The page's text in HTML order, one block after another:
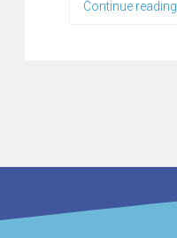
Continue reading